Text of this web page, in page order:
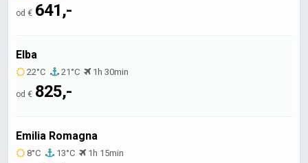
od € 641,-
Elba
22°C 21°C 1h 30min
od € 825,-
Emilia Romagna
8°C 13°C 1h 15min